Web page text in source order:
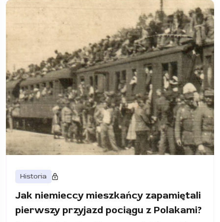
Historia
Jak niemieccy mieszkańcy zapamiętali
pierwszy przyjazd pociągu z Polakami?